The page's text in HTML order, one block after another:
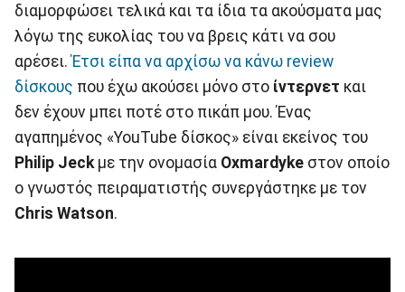
διαμορφώσει τελικά και τα ίδια τα ακούσματα μας
λόγω της ευκολίας του να βρεις κάτι να σου
αρέσει.Έτσι είπα να αρχίσω να κάνω review
δίσκους που έχω ακούσει μόνο στο ίντερνετ και
δεν έχουν μπει ποτέ στο πικάπ μου. Ένας
αγαπημένος «YouTube δίσκος» είναι εκείνος του
Philip Jeck με την ονομασία Oxmardyke στον οποίο
ο γνωστός πειραματιστής συνεργάστηκε με τον
Chris Watson.